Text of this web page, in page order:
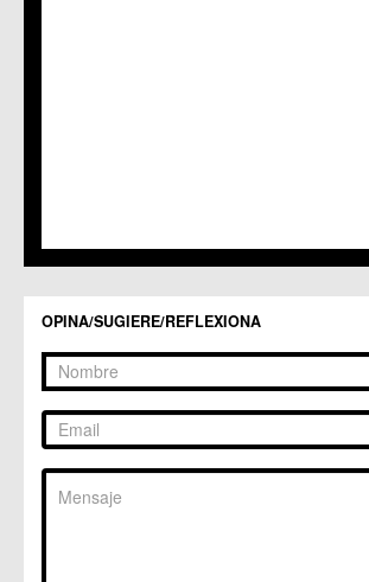
C.C. Zarandona
OPINA/SUGIERE/REFLEXIONA